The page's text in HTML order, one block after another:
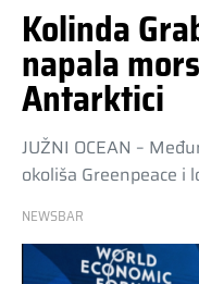
Kolinda
napala
Antarktici
JUŽNI OCEAN –
okoliša Greenpeace i
NEWSBAR